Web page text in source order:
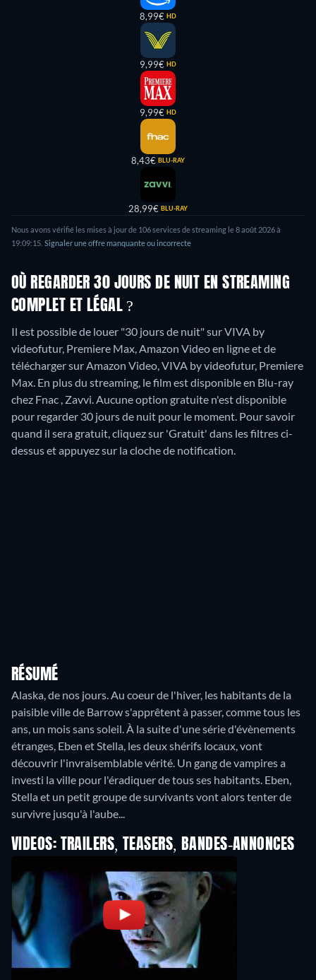
8,99€ HD
9,99€ HD
9,99€ HD
8,43€ BLU-RAY
28,99€ BLU-RAY
Nous avons vérifié les mises à jour de 106services de streaming le8 août 2026à
19:09:15 Signaler une offre manquante ou incorrecte
OÙ REGARDER 30 JOURS DE NUIT EN STREAMING
COMPLET ET LÉGAL ?
Il est possible de louer "30 jours de nuit" sur VIVA by
videofutur, Premiere Max, Amazon Video en ligne et de
télécharger sur Amazon Video, VIVA by videofutur, Premiere
Max. En plus du streaming, le film est disponible en Blu-ray
chez Fnac , Zavvi.Aucune option gratuite n'est disponible
pour regarder 30 jours de nuit pour le moment. Pour savoir
quand il sera gratuit, cliquez sur 'Gratuit' dans les filtres ci-
dessus et appuyez sur la cloche de notification.
RÉSUMÉ
Alaska, de nos jours. Au coeur de l'hiver, les habitants de la
paisible ville de Barrow s'apprêtent à passer, comme tous les
ans, un mois sans soleil. À la suite d'une série d'évènements
étranges, Eben et Stella, les deux shérifs locaux, vont
découvrir l'invraisemblable vérité. Un gang de vampires a
investi la ville pour l'éradiquer de tous ses habitants. Eben,
Stella et un petit groupe de survivants vont alors tenter de
survivre jusqu'à l'aube...
VIDEOS: TRAILERS, TEASERS, BANDES-ANNONCES